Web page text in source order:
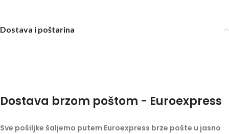
Dostava i poštarina
Dostava brzom poštom - Euroexpress
Sve pošiljke šaljemo putem Euroexpress brze pošte u jasno